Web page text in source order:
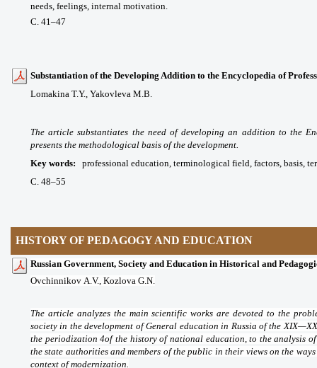
needs, feelings, internal motivation.
С. 41–47
Substantiation of the Developing Addition to the Encyclopedia of
Lomakina T.Y., Yakovleva M.B.
The article substantiates the need of developing an addition to the
presents the methodological basis of the development.
Key words: professional education, terminological field, factors, basis,
С. 48–55
HISTORY OF PEDAGOGY AND EDUCATION
Russian Government, Society and Education in Historical and
Ovchinnikov А.V., Kozlova G.N.
The article analyzes the main scientific works are devoted to the
society in the development of General education in Russia of the
the periodization 4of the history of national education, to the analysis
the state authorities and members of the public in their views on the
context of modernization.